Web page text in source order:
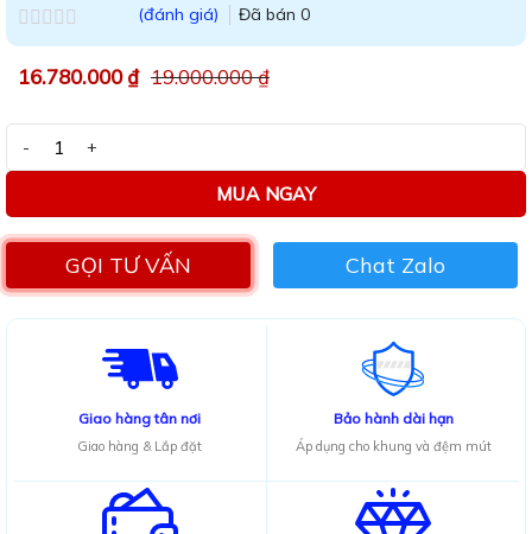
Được
hạng
5
(đánh giá) Đã bán 0
16.780.000₫ 19.000.000₫
Bàn ăn mặt đá Ceramic bóng chân ống đôi kết hợp ghế
MUA NGAY
GỌI TƯ VẤN Chat Zalo
Giao hàng tân nơi
Giao hàng & Lắp đặt
Bảo hành dài hạn
Áp dụng cho khung và đệm mút